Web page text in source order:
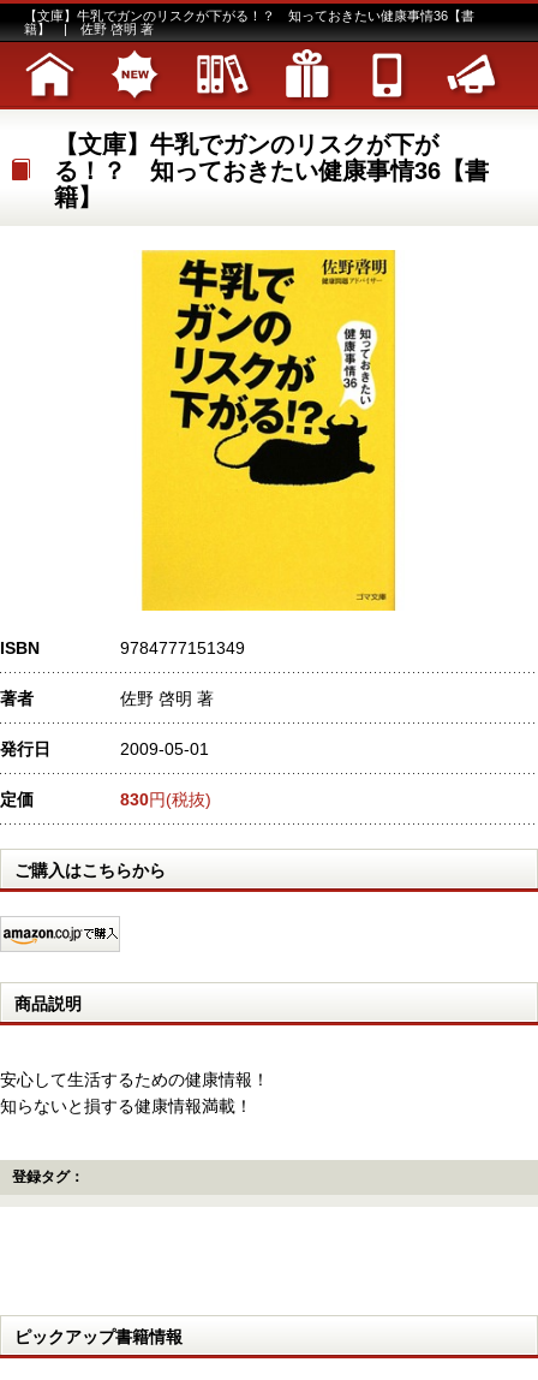
【文庫】牛乳でガンのリスクが下がる！？ 知っておきたい健康事情36【書
籍】 | 佐野 啓明 著
【文庫】牛乳でガンのリスクが下が
る！？ 知っておきたい健康事情36【書
籍】
ISBN 9784777151349
著者 佐野 啓明 著
発行日 2009-05-01
定価 830円(税抜)
ご購入はこちらから
商品説明
安心して生活するための健康情報！
知らないと損する健康情報満載！
登録タグ：
ピックアップ書籍情報